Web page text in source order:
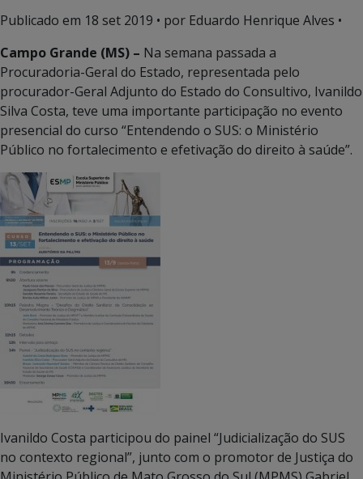
Publicado em 18 set 2019 • por Eduardo Henrique Alves •
Campo Grande (MS) – Na semana passada a
Procuradoria-Geral do Estado, representada pelo
procurador-Geral Adjunto do Estado do Consultivo, Ivanildo
Silva Costa, teve uma importante participação no evento
presencial do curso “Entendendo o SUS: o Ministério
Público no fortalecimento e efetivação do direito à saúde”.
Ivanildo Costa participou do painel “Judicialização do SUS
no contexto regional”, junto com o promotor de Justiça do